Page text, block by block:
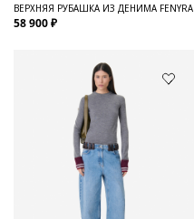
ВЕРХНЯЯ РУБАШКА ИЗ ДЕНИМА FENYRA
58 900 ₽